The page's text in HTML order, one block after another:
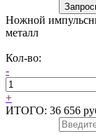
Ножной
металл
Кол-во:
-
+
ИТОГО: 36 656